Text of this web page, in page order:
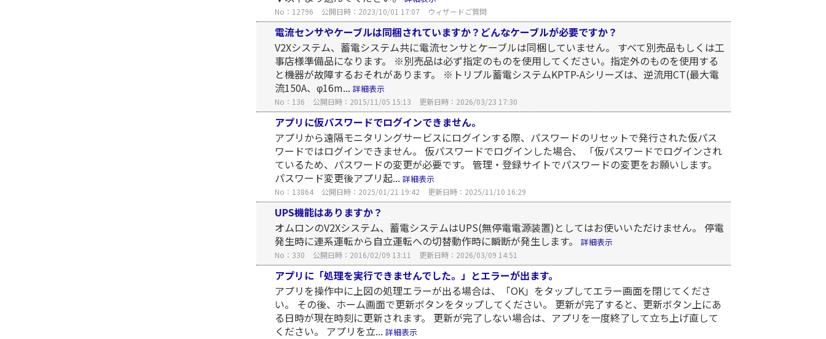
No：12796 公開日時：2023/10/01 17:07 ウィザードご質問
電流センサやケーブルは同梱されていますか？どんなケーブルが必要ですか？
V2Xシステム、蓄電システム共に電流センサとケーブルは同梱していません。 すべて別売品もしくは工
事店様準備品になります。 ※別売品は必ず指定のものを使用してください。指定外のものを使用する
と機器が故障するおそれがあります。 ※トリプル蓄電システムKPTP-Aシリーズは、逆流用CT(最大電
流150A、φ16m... 詳細表示
No：136 公開日時：2015/11/05 15:13 更新日時：2026/03/23 17:30
アプリに仮パスワードでログインできません。
アプリから遠隔モニタリングサービスにログインする際、パスワードのリセットで発行された仮パス
ワードではログインできません。 仮パスワードでログインした場合、 「仮パスワードでログインされ
ているため、パスワードの変更が必要です。 管理・登録サイトでパスワードの変更をお願いします。
パスワード変更後アプリ起... 詳細表示
No：13864 公開日時：2025/01/21 19:42 更新日時：2025/11/10 16:29
UPS機能はありますか？
オムロンのV2Xシステム、蓄電システムはUPS(無停電電源装置)としてはお使いいただけません。 停電
発生時に連系運転から自立運転への切替動作時に瞬断が発生します。
詳細表示
No：330 公開日時：2016/02/09 13:11 更新日時：2026/03/09 14:51
アプリに「処理を実行できませんでした。」とエラーが出ます。
アプリを操作中に上図の処理エラーが出る場合は、「OK」をタップしてエラー画面を閉じてくださ
い。 その後、ホーム画面で更新ボタンをタップしてください。 更新が完了すると、更新ボタン上にあ
る日時が現在時刻に更新されます。 更新が完了しない場合は、アプリを一度終了して立ち上げ直して
ください。 アプリを立... 詳細表示